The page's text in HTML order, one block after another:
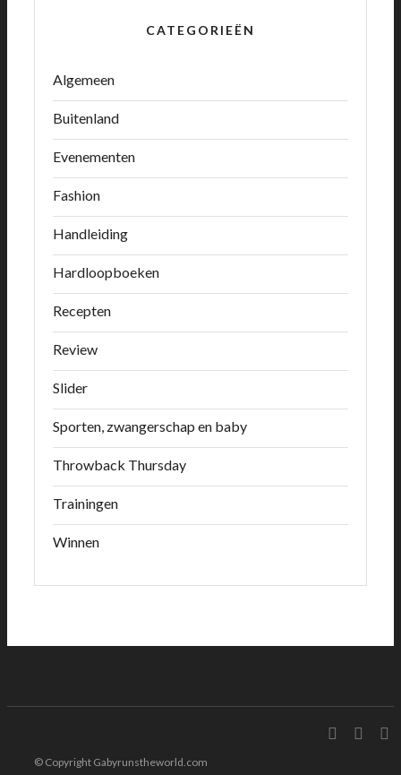
CATEGORIEËN
Algemeen
Buitenland
Evenementen
Fashion
Handleiding
Hardloopboeken
Recepten
Review
Slider
Sporten, zwangerschap en baby
Throwback Thursday
Trainingen
Winnen
© Copyright Gabyrunstheworld.com